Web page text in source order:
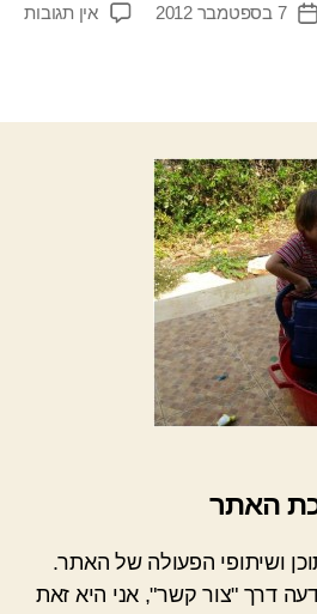
תאריך
7 בספטמבר 2012 אין תגובותעל
האתר
ושיתופי הפעולה של האתר.
דרך "צור קשר", אני היא זאת